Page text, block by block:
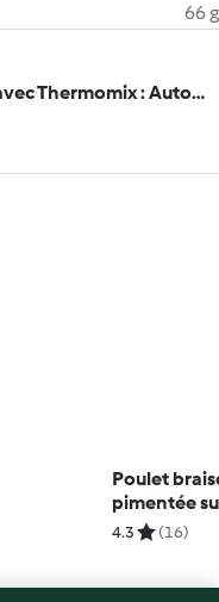
66 g
Larousse - Une année avec Thermomix : Automne - Été - Printemps - Hiver
Poulet
pimentée
4.3 (16)